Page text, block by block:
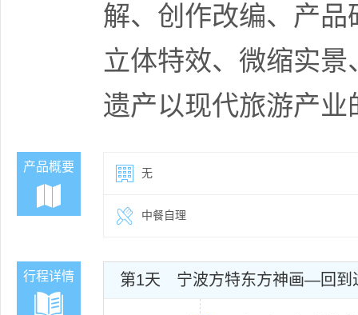
解、创作改编、产
立体特效、微缩实
遗产以现代旅游产
产品概要 无
中餐自理
行程详情 第1天 宁波方特东方神画—回到